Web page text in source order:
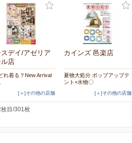
デイ/アゼリア
店
れ着る？New Arrival
[＋]その他の店舗
カインズ 邑楽店
夏物大処分 ポップアップテ
ント+水物〇
[＋]その他の店舗
目/301枚